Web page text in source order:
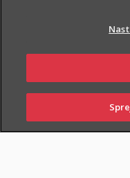
Izberite
naročite